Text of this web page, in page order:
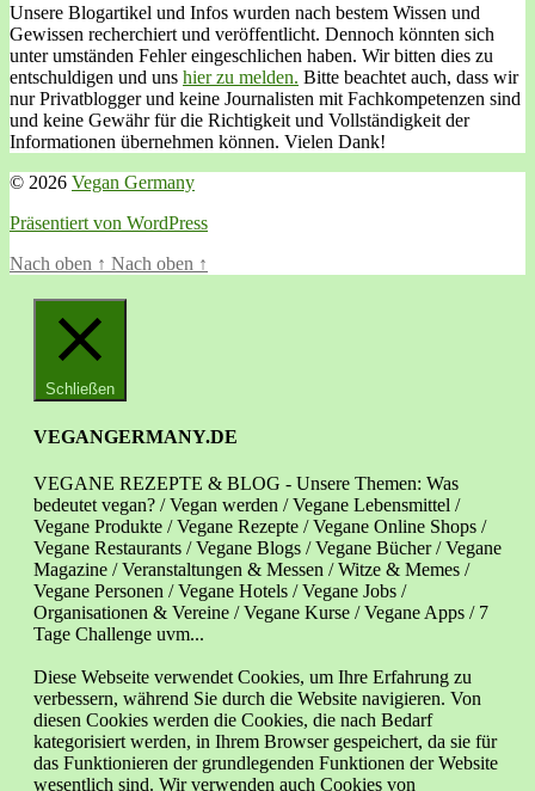
Unsere Blogartikel und Infos wurden nach bestem Wissen und
Gewissen recherchiert und veröffentlicht. Dennoch könnten sich
unter umständen Fehler eingeschlichen haben. Wir bitten dies zu
entschuldigen und uns hier zu melden. Bitte beachtet auch, dass wir
nur Privatblogger und keine Journalisten mit Fachkompetenzen sind
und keine Gewähr für die Richtigkeit und Vollständigkeit der
Informationen übernehmen können. Vielen Dank!
© 2026 Vegan Germany
Präsentiert von WordPress
Nach oben ↑ Nach oben ↑
Schließen
VEGANGERMANY.DE
VEGANE REZEPTE & BLOG - Unsere Themen: Was
bedeutet vegan? / Vegan werden / Vegane Lebensmittel /
Vegane Produkte / Vegane Rezepte / Vegane Online Shops /
Vegane Restaurants / Vegane Blogs / Vegane Bücher / Vegane
Magazine / Veranstaltungen & Messen / Witze & Memes /
Vegane Personen / Vegane Hotels / Vegane Jobs /
Organisationen & Vereine / Vegane Kurse / Vegane Apps / 7
Tage Challenge uvm...
Diese Webseite verwendet Cookies, um Ihre Erfahrung zu
verbessern, während Sie durch die Website navigieren. Von
diesen Cookies werden die Cookies, die nach Bedarf
kategorisiert werden, in Ihrem Browser gespeichert, da sie für
das Funktionieren der grundlegenden Funktionen der Website
wesentlich sind. Wir verwenden auch Cookies von